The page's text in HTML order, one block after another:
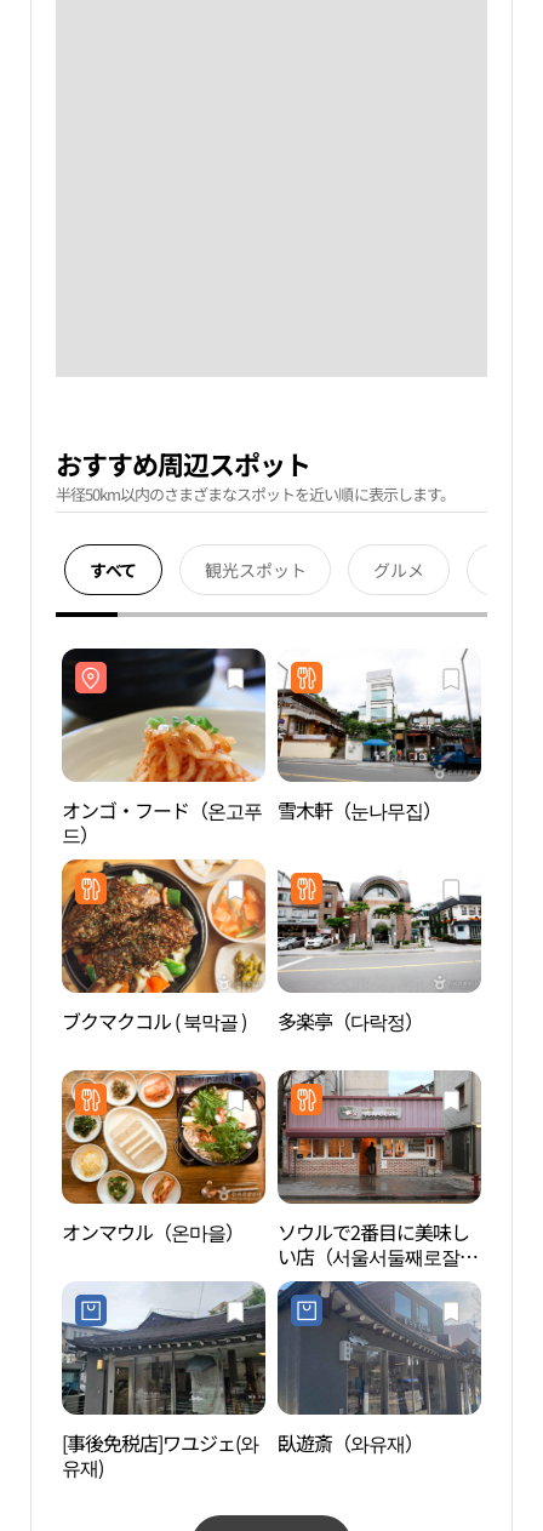
おすすめ周辺スポット
半径50km以内のさまざまなスポットを近い順に表示します。
すべて 観光スポット グルメ
オンゴ・フード（온고푸
드）
雪木軒（눈나무집）
ブクマクコル ( 북막골 ) 多楽亭（다락정）
オンマウル（온마을）
ソウルで2番目に美味し
い店（서울서둘째로잘하
는집）
[事後免税店]ワユジェ(와
유재)
臥遊斎（와유재）